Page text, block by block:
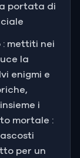
portata di
: mettiti nei
la
enigmi e
i
mortale :
per un